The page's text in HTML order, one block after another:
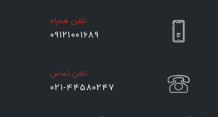
تلفن همراه
09121001689
تلفن تماس
021-44580247